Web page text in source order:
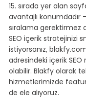
15. sırada yer alan
avantajlı konumdadır
sıralama gerektirmez
SEO içerik stratejinizi
istiyorsanız,
adresindeki içerik SEO
olabilir. Blakfy olarak
hizmetlerimizde
de ele alıyoruz.